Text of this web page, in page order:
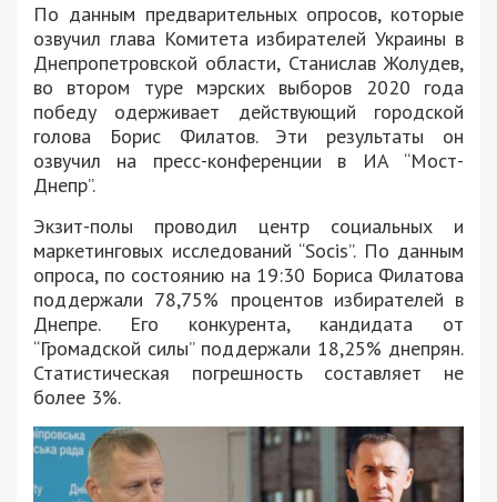
По данным предварительных опросов, которые
озвучил глава Комитета избирателей Украины в
Днепропетровской области, Станислав Жолудев,
во втором туре мэрских выборов 2020 года
победу одерживает действующий городской
голова Борис Филатов. Эти результаты он
озвучил на пресс-конференции в ИА “Мост-
Днепр”.
Экзит-полы проводил центр социальных и
маркетинговых исследований “Socis”. По данным
опроса, по состоянию на 19:30 Бориса Филатова
поддержали 78,75% процентов избирателей в
Днепре. Его конкурента, кандидата от
“Громадской силы” поддержали 18,25% днепрян.
Статистическая погрешность составляет не
более 3%.